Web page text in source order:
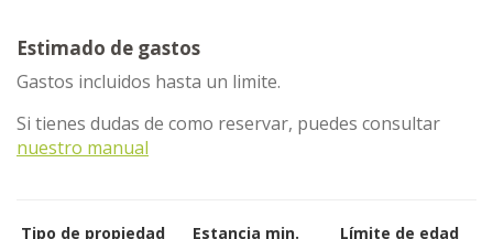
Estimado de gastos
Gastos incluidos hasta un limite.
Si tienes dudas de como reservar, puedes consultar
nuestro manual
Tipo de propiedad Estancia min. Límite de edad